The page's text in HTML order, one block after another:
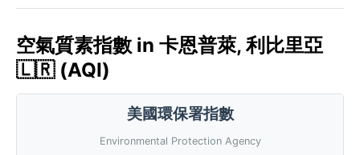
空氣質素指數 in 卡恩普萊, 利比里亞
🇱🇷 (AQI)
美國環保署指數
Environmental Protection Agency